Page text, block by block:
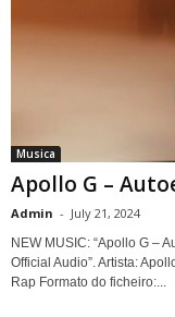
Musica
Apollo G –
Admin - July 21, 2024
NEW MUSIC: “Apollo G –
Official Audio”. Artista:
Rap Formato do ficheiro:...